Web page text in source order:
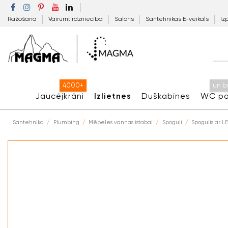
Ražošana Vairumtirdzniecība Salons Santehnikas E-veikals
Jaucējkrāni
4000+
Izlietnes Duškabīnes WC
un
Santehnika Plumbing Mēbeles vannas istabai Spoguļi Spogulis ar